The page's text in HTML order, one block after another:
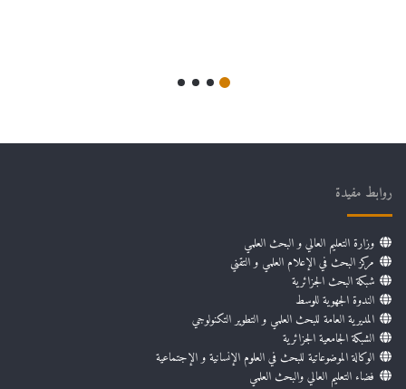
روابط مفيدة
وزارة التعليم العالي و البحث العلمي
مركز البحث في الإعلام العلمي و التقني
شبكة البحث الجزائرية
الندوة الجهوية للوسط
المديرية العامة للبحث العلمي و التطوير التكنولوجي
الشبكة الجامعية الجزائرية
الوكالة الموضوعاتية للبحث في العلوم الإنسانية و الإجتماعية
فضاء التعليم العالي والبحث العلمي